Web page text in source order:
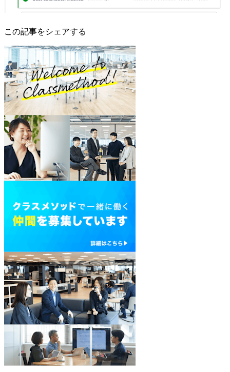
この記事をシェアする